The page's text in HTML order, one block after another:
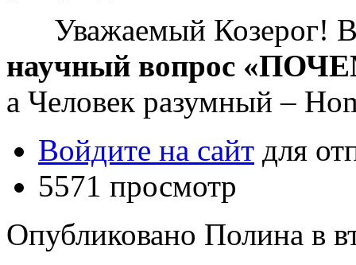
Уважаемый Козерог!
научный вопрос
а Человек разумный –
Войдите на сайт для
5571 просмотр
Опубликовано Полина в